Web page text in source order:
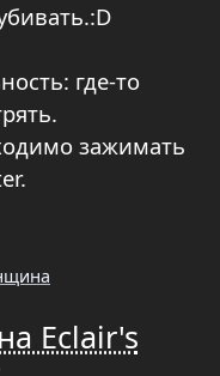
где-то
зажимать
Eclair's